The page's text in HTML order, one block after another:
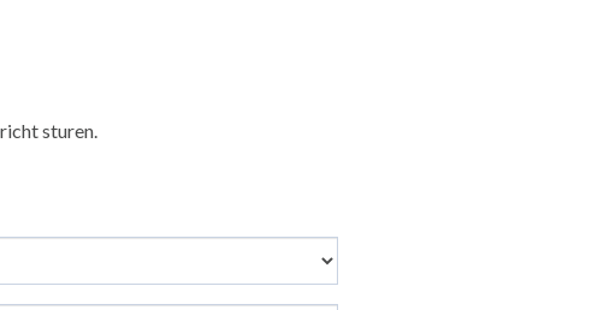
sturen.